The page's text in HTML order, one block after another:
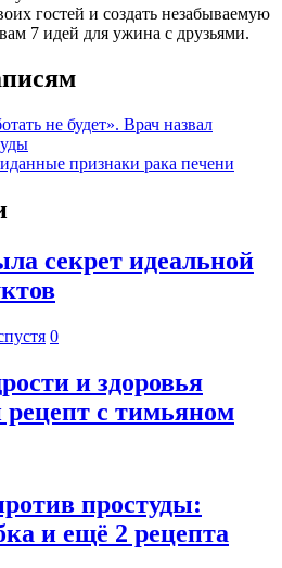
гостей и создать незабываемую
7 идей для ужина с друзьями.
не будет». Врач назвал
признаки рака печени
секрет идеальной
0
и здоровья
рецепт с тимьяном
простуды:
и ещё 2 рецепта